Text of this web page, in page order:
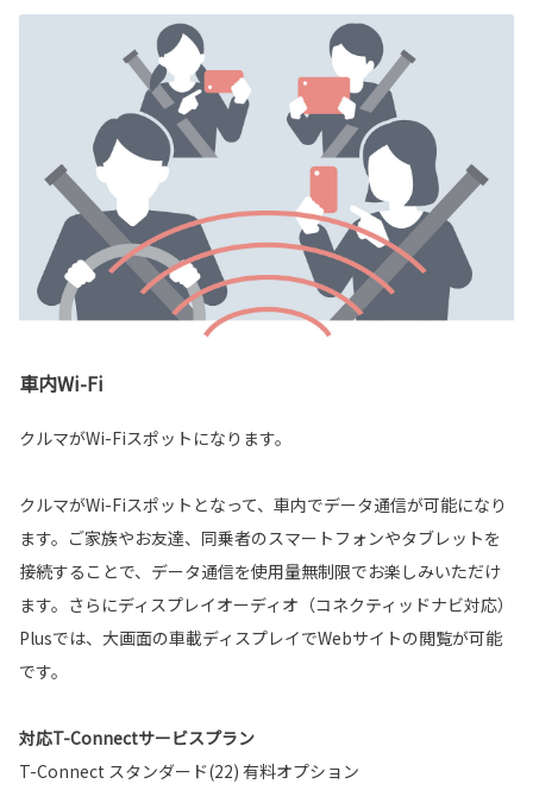
車内Wi-Fi
クルマがWi-Fiスポットになります。
クルマがWi-Fiスポットとなって、車内でデータ通信が可能になり
ます。ご家族やお友達、同乗者のスマートフォンやタブレットを
接続することで、データ通信を使用量無制限でお楽しみいただけ
ます。さらにディスプレイオーディオ（コネクティッドナビ対応）
Plusでは、大画面の車載ディスプレイでWebサイトの閲覧が可能
です。
対応T-Connectサービスプラン
T-Connect スタンダード(22) 有料オプション